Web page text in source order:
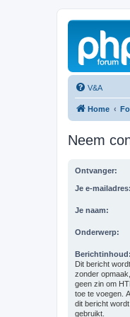
V&A
Home
Neem
Ontvanger:
Je e-mailadres:
Je naam:
Onderwerp:
Berichtinhoud:
Dit bericht
zonder
geen zin om
toe te voegen.
dit bericht
gebruikt.